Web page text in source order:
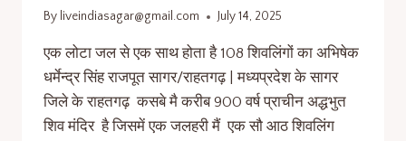
By liveindiasagar@gmail.com July 14, 2025
एक लोटा जल से एक साथ होता है 108 शिवलिंगों का अभिषेक
धर्मेन्द्र सिंह राजपूत सागर/राहतगढ़ | मध्यप्रदेश के सागर
जिले के राहतगढ़ कसबे मै करीब 900 वर्ष प्राचीन अद्धभुत
शिव मंदिर है जिसमें एक जलहरी मैं एक सौ आठ शिवलिंग